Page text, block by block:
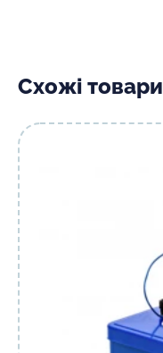
Схожі товари